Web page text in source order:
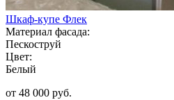
Шкаф-купе Флек
Материал фасада:
Пескоструй
Цвет:
Белый
от 48 000 руб.